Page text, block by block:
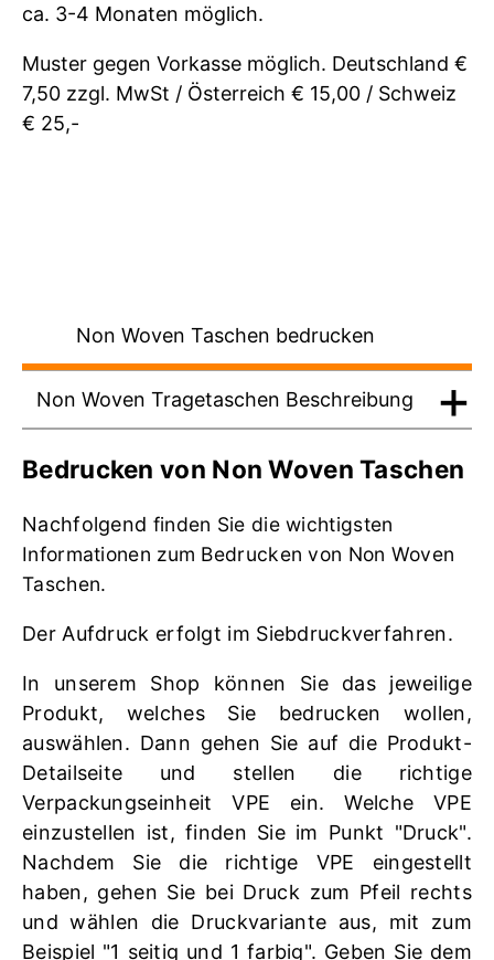
ca. 3-4 Monaten möglich.
Muster gegen Vorkasse möglich. Deutschland €
7,50 zzgl. MwSt / Österreich € 15,00 / Schweiz
€ 25,-
Non Woven Taschen bedrucken
Non Woven Tragetaschen Beschreibung
Bedrucken von Non Woven Taschen
Nachfolgend finden Sie die wichtigsten
Informationen zum Bedrucken von Non Woven
Taschen.
Der Aufdruck erfolgt im Siebdruckverfahren.
In unserem Shop können Sie das jeweilige
Produkt, welches Sie bedrucken wollen,
auswählen. Dann gehen Sie auf die Produkt-
Detailseite und stellen die richtige
Verpackungseinheit VPE ein. Welche VPE
einzustellen ist, finden Sie im Punkt "Druck".
Nachdem Sie die richtige VPE eingestellt
haben, gehen Sie bei Druck zum Pfeil rechts
und wählen die Druckvariante aus, mit zum
Beispiel "1 seitig und 1 farbig". Geben Sie dem